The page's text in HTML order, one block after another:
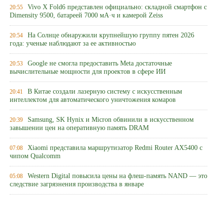
20:55 Vivo X Fold6 представлен официально: складной смартфон с
Dimensity 9500, батареей 7000 мА·ч и камерой Zeiss
20:54 На Солнце обнаружили крупнейшую группу пятен 2026
года: ученые наблюдают за ее активностью
20:53 Google не смогла предоставить Meta достаточные
вычислительные мощности для проектов в сфере ИИ
20:41 В Китае создали лазерную систему с искусственным
интеллектом для автоматического уничтожения комаров
20:39 Samsung, SK Hynix и Micron обвинили в искусственном
завышении цен на оперативную память DRAM
07:08 Xiaomi представила маршрутизатор Redmi Router AX5400 с
чипом Qualcomm
05:08 Western Digital повысила цены на флеш-память NAND — это
следствие загрязнения производства в январе